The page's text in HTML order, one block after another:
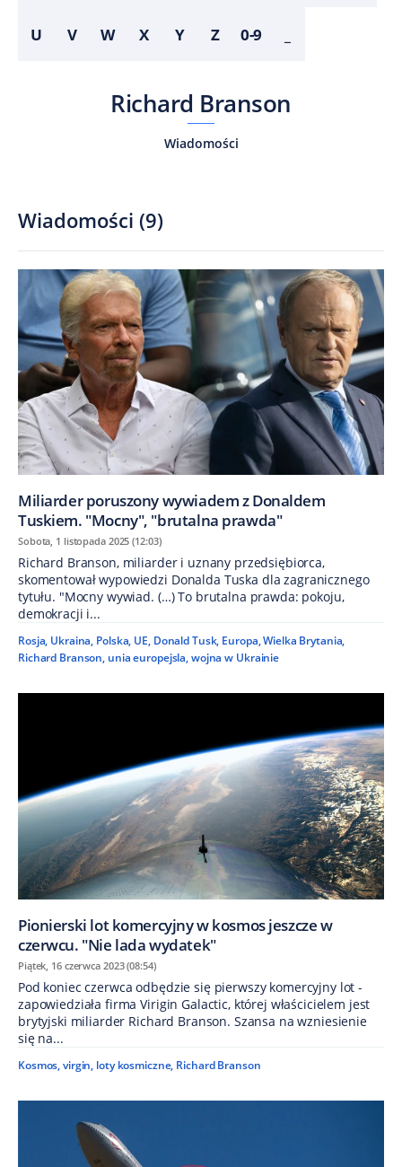
U V W X Y Z 0-9
Richard Branson
Wiadomości
Wiadomości (9)
Miliarder poruszony wywiadem z Donaldem
Tuskiem. "Mocny", "brutalna prawda"
Sobota, 1 listopada 2025 (12:03)
Richard Branson, miliarder i uznany przedsiębiorca,
skomentował wypowiedzi Donalda Tuska dla zagranicznego
tytułu. "Mocny wywiad. (…) To brutalna prawda: pokoju,
demokracji i...
Rosja, Ukraina, Polska, UE, Donald Tusk, Europa,Wielka Brytania,
Richard Branson, unia europejsla,wojna w Ukrainie
Pionierski lot komercyjny w kosmos jeszcze w
czerwcu. "Nie lada wydatek"
Piątek, 16 czerwca 2023 (08:54)
Pod koniec czerwca odbędzie się pierwszy komercyjny lot -
zapowiedziała firma Virigin Galactic, której właścicielem jest
brytyjski miliarder Richard Branson. Szansa na wzniesienie
się na...
Kosmos,virgin, loty kosmiczne, Richard Branson